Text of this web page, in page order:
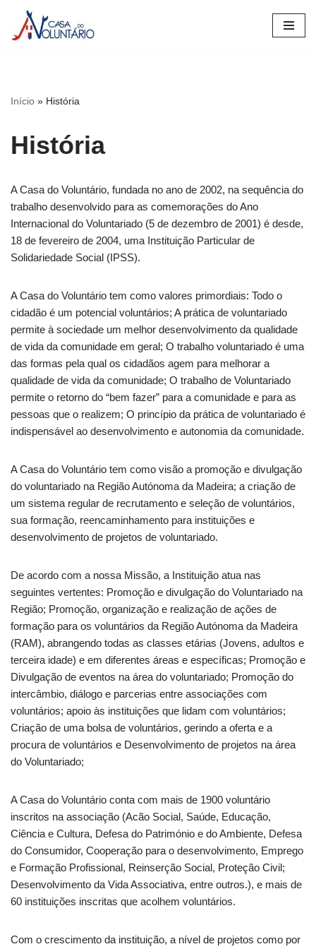
Avançar
Início » História
História
A Casa do Voluntário, fundada no ano de 2002, na sequência do
trabalho desenvolvido para as comemorações do Ano
Internacional do Voluntariado (5 de dezembro de 2001) é desde,
18 de fevereiro de 2004, uma Instituição Particular de
Solidariedade Social (IPSS).
A Casa do Voluntário tem como valores primordiais: Todo o
cidadão é um potencial voluntários; A prática de voluntariado
permite à sociedade um melhor desenvolvimento da qualidade
de vida da comunidade em geral; O trabalho voluntariado é uma
das formas pela qual os cidadãos agem para melhorar a
qualidade de vida da comunidade; O trabalho de Voluntariado
permite o retorno do “bem fazer” para a comunidade e para as
pessoas que o realizem; O princípio da prática de voluntariado é
indispensável ao desenvolvimento e autonomia da comunidade.
A Casa do Voluntário tem como visão a promoção e divulgação
do voluntariado na Região Autónoma da Madeira; a criação de
um sistema regular de recrutamento e seleção de voluntários,
sua formação, reencaminhamento para instituições e
desenvolvimento de projetos de voluntariado.
De acordo com a nossa Missão, a Instituição atua nas
seguintes vertentes: Promoção e divulgação do Voluntariado na
Região; Promoção, organização e realização de ações de
formação para os voluntários da Região Autónoma da Madeira
(RAM), abrangendo todas as classes etárias (Jovens, adultos e
terceira idade) e em diferentes áreas e específicas; Promoção e
Divulgação de eventos na área do voluntariado; Promoção do
intercâmbio, diálogo e parcerias entre associações com
voluntários; apoio às instituições que lidam com voluntários;
Criação de uma bolsa de voluntários, gerindo a oferta e a
procura de voluntários e Desenvolvimento de projetos na área
do Voluntariado;
A Casa do Voluntário conta com mais de 1900 voluntário
inscritos na associação (Acão Social, Saúde, Educação,
Ciência e Cultura, Defesa do Património e do Ambiente, Defesa
do Consumidor, Cooperação para o desenvolvimento, Emprego
e Formação Profissional, Reinserção Social, Proteção Civil;
Desenvolvimento da Vida Associativa, entre outros.), e mais de
60 instituições inscritas que acolhem voluntários.
Com o crescimento da instituição, a nível de projetos como por